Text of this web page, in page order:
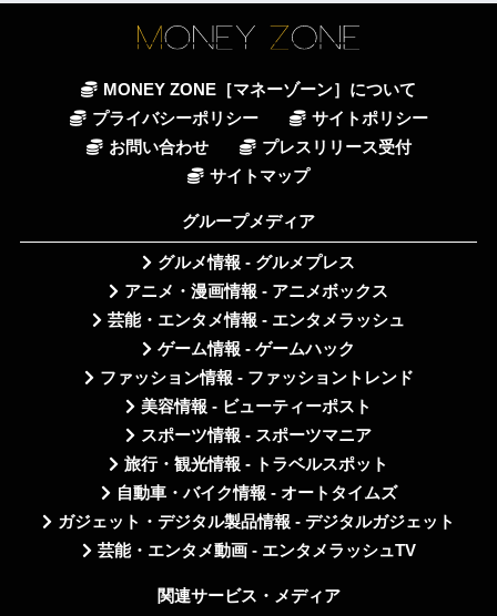
MONEY ZONE［マネーゾーン］について
プライバシーポリシー
サイトポリシー
お問い合わせ
プレスリリース受付
サイトマップ
グループメディア
グルメ情報 - グルメプレス
アニメ・漫画情報 - アニメボックス
芸能・エンタメ情報 - エンタメラッシュ
ゲーム情報 - ゲームハック
ファッション情報 - ファッショントレンド
美容情報 - ビューティーポスト
スポーツ情報 - スポーツマニア
旅行・観光情報 - トラベルスポット
自動車・バイク情報 - オートタイムズ
ガジェット・デジタル製品情報 - デジタルガジェット
芸能・エンタメ動画 - エンタメラッシュTV
関連サービス・メディア